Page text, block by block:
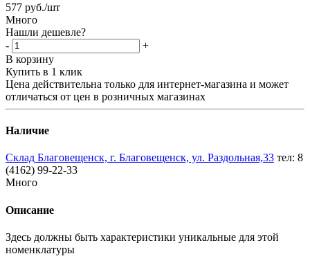
577 руб./шт
Много
Нашли дешевле?
-
+
В корзину
Купить в 1 клик
Цена действительна только для интернет-магазина и может
отличаться от цен в розничных магазинах
Наличие
Склад Благовещенск, г. Благовещенск, ул. Раздольная,33 тел: 8
(4162) 99-22-33
Много
Описание
Здесь должны быть характеристики уникальные для этой
номенклатуры